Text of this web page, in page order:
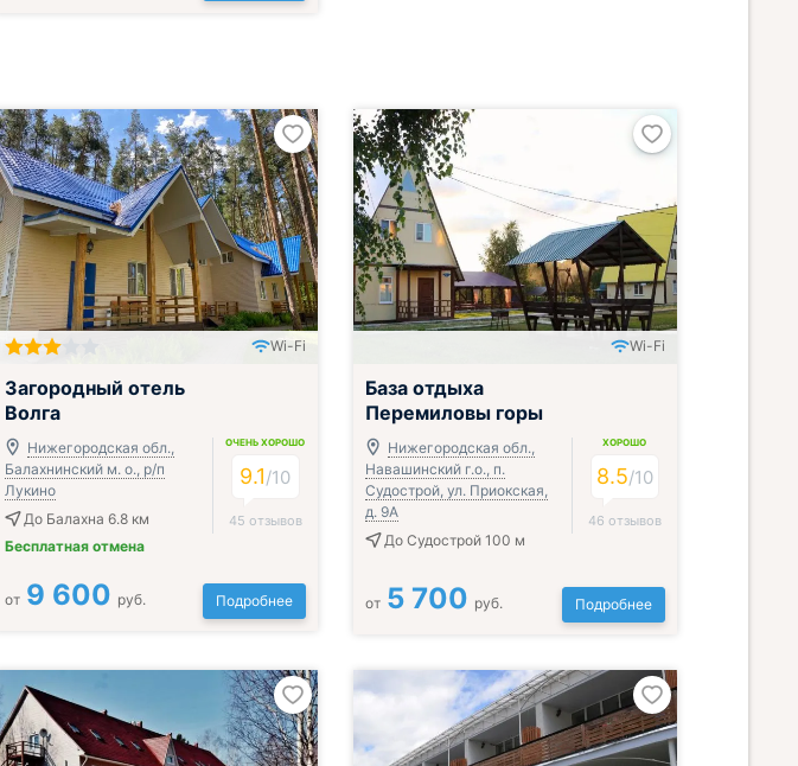
Включён завтрак, обед и ужин
Wi-Fi
Загородный отель
Волга
Нижегородская обл.,
Балахнинский м. о., р/п
Лукино
До Балахна 6.8 км
Бесплатная отмена
ОЧЕНЬ ХОРОШО
9.1/10
45 отзывов
от 9 600 руб. Подробнее
Всё включено
Wi-Fi
База отдыха
Перемиловы горы
Нижегородская обл.,
Навашинский г.о., п.
Судострой, ул. Приокская,
д. 9А
До Судострой 100 м
ХОРОШО
8.5/10
46 отзывов
от 5 700 руб. Подробнее